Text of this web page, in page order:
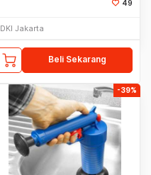
49
DKI Jakarta
Beli Sekarang
-39%